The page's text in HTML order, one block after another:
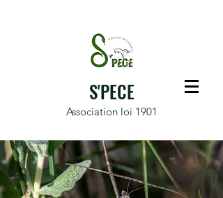
Association loi 1901
S'PECE